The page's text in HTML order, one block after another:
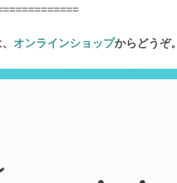
オンラインショップからどうぞ。